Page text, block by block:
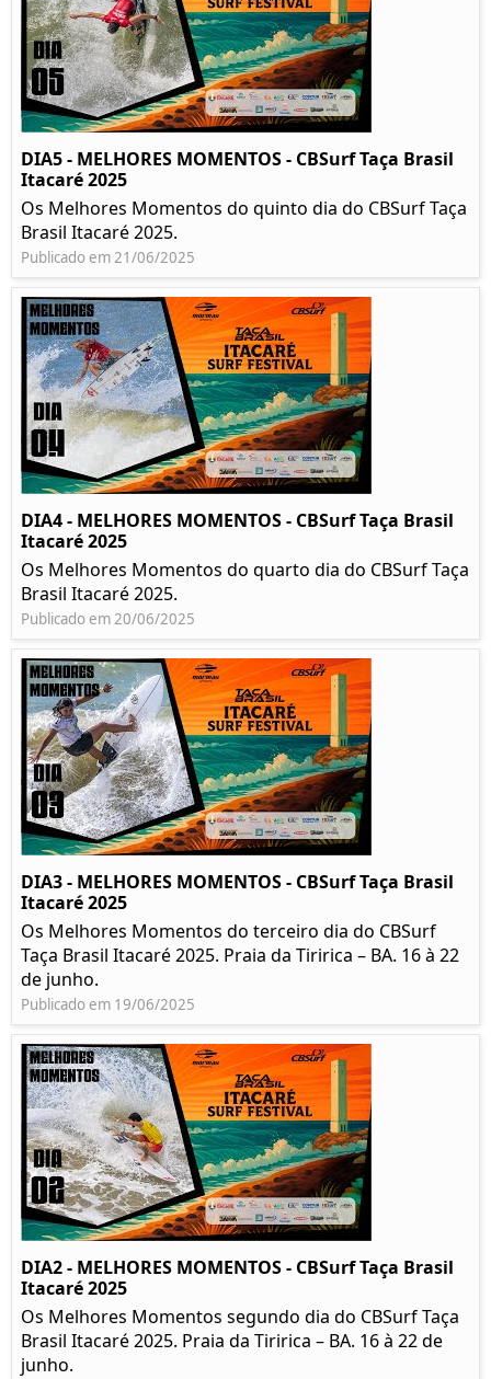
DIA5 - MELHORES MOMENTOS - CBSurf Taça Brasil
Itacaré 2025
Os Melhores Momentos do quinto dia do CBSurf Taça
Brasil Itacaré 2025.
Publicado em 21/06/2025
DIA4 - MELHORES MOMENTOS - CBSurf Taça Brasil
Itacaré 2025
Os Melhores Momentos do quarto dia do CBSurf Taça
Brasil Itacaré 2025.
Publicado em 20/06/2025
DIA3 - MELHORES MOMENTOS - CBSurf Taça Brasil
Itacaré 2025
Os Melhores Momentos do terceiro dia do CBSurf
Taça Brasil Itacaré 2025. Praia da Tiririca – BA. 16 à 22
de junho.
Publicado em 19/06/2025
DIA2 - MELHORES MOMENTOS - CBSurf Taça Brasil
Itacaré 2025
Os Melhores Momentos segundo dia do CBSurf Taça
Brasil Itacaré 2025. Praia da Tiririca – BA. 16 à 22 de
junho.